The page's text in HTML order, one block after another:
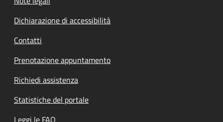
Dichiarazione di accessibilità
Contatti
Prenotazione appuntamento
Richiedi assistenza
Statistiche del portale
Leggi le FAQ